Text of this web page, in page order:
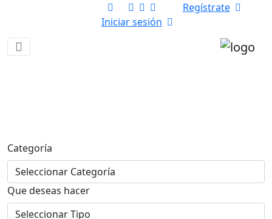
Regístrate
Iniciar sesión
Categoría
Que deseas hacer